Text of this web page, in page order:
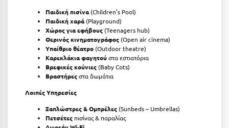
Παιδική πισίνα (Children’s Pool)
Παιδική χαρά (Playground)
Χώρος για εφήβους (Teenagers hub)
Θερινός κινηματογράφος (Open air cinema)
Υπαίθριο θέατρο (Outdoor theatre)
Καρεκλάκια φαγητούστα εστιατόρια
Βρεφικές κούνιες (Baby Cots)
Βραστήρεςστα δωμάτια
Λοιπές Υπηρεσίες
Ξαπλώστρες & Ομπρέλες (Sunbeds – Umbrellas)
Πετσέτες πισίνας & παραλίας